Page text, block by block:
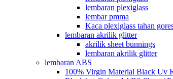
lembaran plexiglass
lembar pmma
Kaca plexiglass tahan
lembaran akrilik glitter
akrilik sheet bunnings
lembaran akrilik glitter
lembaran ABS
100% Virgin Material Black Uv